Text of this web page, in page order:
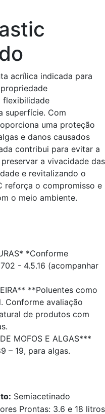
acrílica indicada para
flexibilidade
superfície. Com
uma proteção
e danos causados
contribui para evitar a
a vivacidade das
e revitalizando o
reforça o compromisso e
o meio ambiente.
*Conforme
- 4.5.16 (acompanhar
**Poluentes como
Conforme avaliação
de produtos com
MOFOS E ALGAS***
– 19, para algas.
Semiacetinado
Prontas: 3.6 e 18 litros